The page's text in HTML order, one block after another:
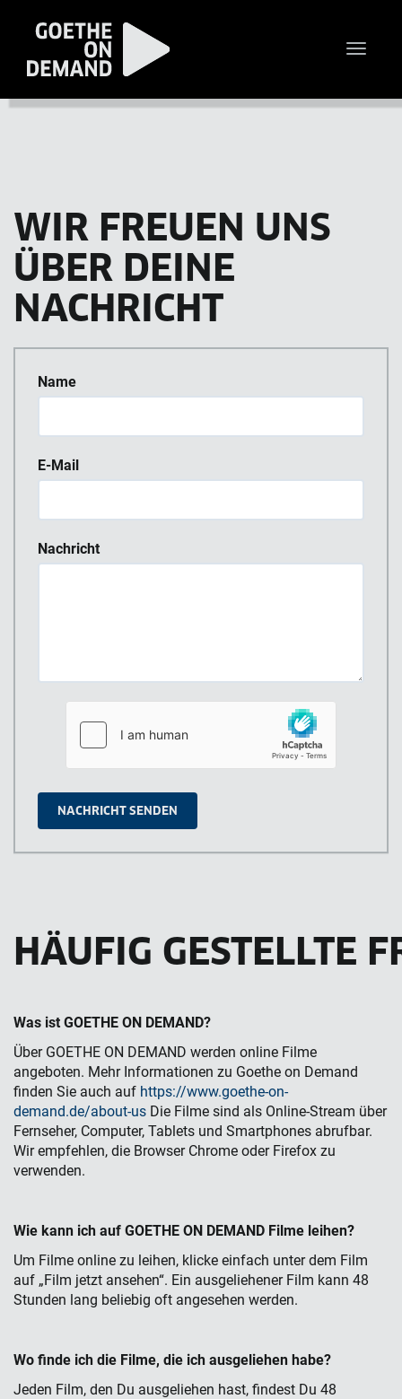
Toggle
WIR FREUEN UNS
ÜBER DEINE
NACHRICHT
Name
E-Mail
Nachricht
HÄUFIG GESTELLTE
Was ist GOETHE ON DEMAND?
Über GOETHE ON DEMAND werden online Filme
angeboten. Mehr Informationen zu Goethe on Demand
finden Sie auch auf https://www.goethe-on-
demand.de/about-us Die Filme sind als Online-Stream über
Fernseher, Computer, Tablets und Smartphones abrufbar.
Wir empfehlen, die Browser Chrome oder Firefox zu
verwenden.
Wie kann ich auf GOETHE ON DEMAND Filme leihen?
Um Filme online zu leihen, klicke einfach unter dem Film
auf „Film jetzt ansehen“. Ein ausgeliehener Film kann 48
Stunden lang beliebig oft angesehen werden.
Wo finde ich die Filme, die ich ausgeliehen habe?
Jeden Film, den Du ausgeliehen hast, findest Du 48